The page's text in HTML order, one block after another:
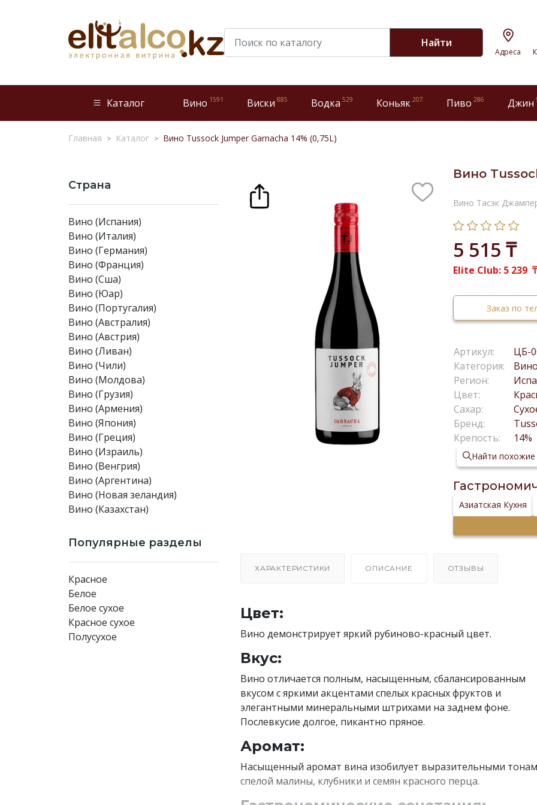
Найти
Адреса
Каталог Вино 1591 Виски 885 Водка 529 Коньяк 207 Пиво 286 Джин
Главная Каталог Вино Tussock Jumper Garnacha 14% (0,75L)
Страна
Вино (Испания)
Вино (Италия)
Вино (Германия)
Вино (Франция)
Вино (Сша)
Вино (Юар)
Вино (Португалия)
Вино (Австралия)
Вино (Австрия)
Вино (Ливан)
Вино (Чили)
Вино (Молдова)
Вино (Грузия)
Вино (Армения)
Вино (Япония)
Вино (Греция)
Вино (Израиль)
Вино (Венгрия)
Вино (Аргентина)
Вино (Новая зеландия)
Вино (Казахстан)
Популярные разделы
Красное
Белое
Белое сухое
Красное сухое
Полусухое
Вино
Вино Тасэк
5 515 ₸
Elite Club: 5 239
Заказ по
Артикул:
ЦБ-
Категория:
Регион:
Цвет:
Сахар:
Бренд:
Крепость:
14%
Найти похожие
Азиатская Кухня
ХАРАКТЕРИСТИКИ ОПИСАНИЕ ОТЗЫВЫ
Цвет:
Вино демонстрирует яркий рубиново-красный цвет.
Вкус:
Вино отличается полным, насыщенным, сбалансированным
вкусом с яркими акцентами спелых красных фруктов и
элегантными минеральными штрихами на заднем фоне.
Послевкусие долгое, пикантно пряное.
Аромат:
Насыщенный аромат вина изобилует выразительными
спелой малины, клубники и семян красного перца.